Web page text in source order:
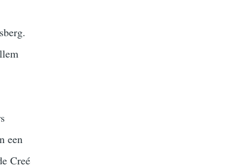
een
Creé